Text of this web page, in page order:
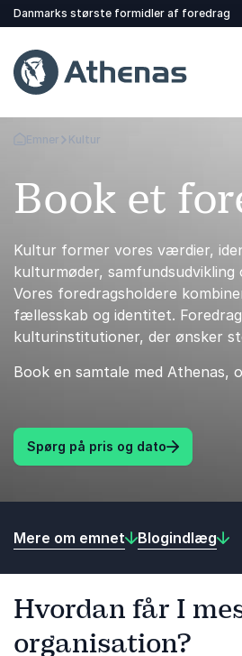
Danmarks største formidler af foredrag
Tilbage til forsiden
Emner Kultur
Book et
Kultur former vores værdier,
kulturmøder,
Vores foredragsholdere
fællesskab og identitet.
kulturinstitutioner, der ønsker
Book en samtale med Athenas,
Spørg på pris og dato
Mere om emnet Blogindlæg
Hvordan får I
organisation?